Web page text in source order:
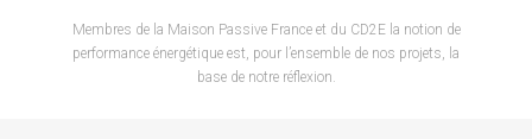
Membres de la Maison Passive France et du CD2E la notion de
performance énergétique est, pour l’ensemble de nos projets, la
base de notre réflexion.